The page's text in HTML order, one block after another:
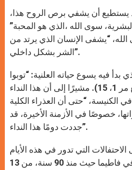
يستطيع أن يشفي برص الروح هذا،
سوى الله ،الذي هو المحبة”
الله، “يشفى الإنسان الذي يرتد من
الشر بشكل داخلي”.
بدأ فيه يسوع حياته العلنية: “توبوا
وآمنوا بالإنجيل” (راجع مر 1، 15). مشيرًا إلى أن هذا النداء
الكنيسة، “حتى أن العذراء الكلية
خصوصًا في الأزمنة الأخيرة، قد
جددت دومًا هذا النداء”.
الاحتفالات التي تدور في هذه الأيام
في مزار العذراء في فاطيما حيث منذ 90 سنة، من 13